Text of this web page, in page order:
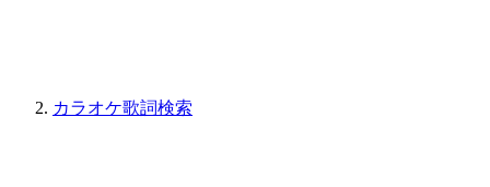
カラオケ歌詞検索